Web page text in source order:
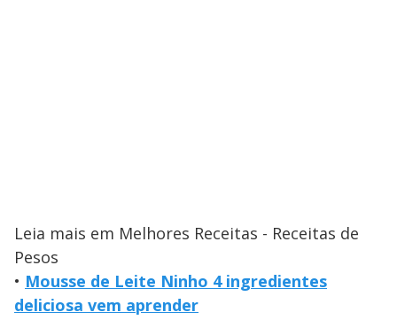
Leia mais em Melhores Receitas - Receitas de
Pesos
• Mousse de Leite Ninho 4 ingredientes
deliciosa vem aprender